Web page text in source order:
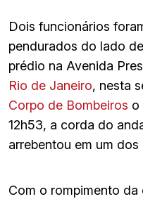
Dois funcionários
pendurados do lado
prédio na Avenida
Rio de Janeiro, nesta
Corpo de Bombeiros o
12h53, a corda do
arrebentou em um dos
Com o rompimento